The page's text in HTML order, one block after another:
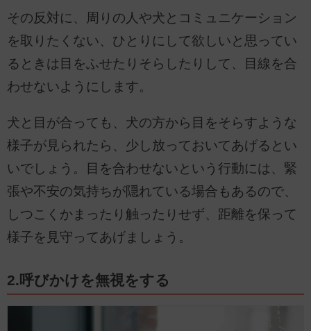
その反対に、周りの人や犬とコミュニケーション
を取りたくない、ひとりにして欲しいと思ってい
るときは目をふせたりそらしたりして、目線を合
わせないようにします。
犬と目が合っても、犬の方から目をそらすような
様子が見られたら、少し放っておいてあげるとい
いでしょう。目を合わせないという行動には、緊
張や不安の気持ちが隠れている場合もあるので、
しつこくかまったり触ったりせず、距離を保って
様子を見守ってあげましょう。
2.呼びかけを無視をする